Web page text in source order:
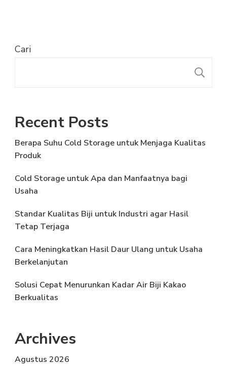
Cari
Recent Posts
Berapa Suhu Cold Storage untuk Menjaga Kualitas
Produk
Cold Storage untuk Apa dan Manfaatnya bagi
Usaha
Standar Kualitas Biji untuk Industri agar Hasil
Tetap Terjaga
Cara Meningkatkan Hasil Daur Ulang untuk Usaha
Berkelanjutan
Solusi Cepat Menurunkan Kadar Air Biji Kakao
Berkualitas
Archives
Agustus 2026